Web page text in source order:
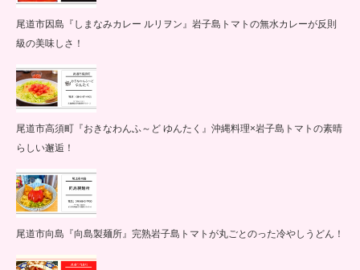
尾道市因島『しまなみカレー ルリヲン』岩子島トマトの無水カレーが反則
級の美味しさ！
尾道市高須町『おきなわんふ～ど ゆんたく』沖縄料理×岩子島トマトの素晴
らしい邂逅！
尾道市向島『向島製麺所』完熟岩子島トマトが丸ごとのった冷やしうどん！